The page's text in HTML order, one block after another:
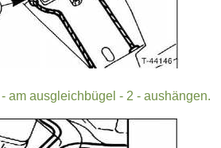
am ausgleichbügel - 2 - aushängen.